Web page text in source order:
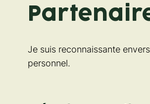
Je suis reconnaissante
personnel.